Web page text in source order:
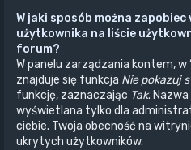
W jaki sposób można
użytkownika na liście
forum?
W panelu zarządzania kontem,
znajduje się funkcja Nie pokazuj
funkcję, zaznaczając Tak.
wyświetlana tylko dla
ciebie. Twoja obecność na
ukrytych użytkowników.